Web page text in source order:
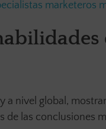
marketeros
a nivel global,
de las conclusiones